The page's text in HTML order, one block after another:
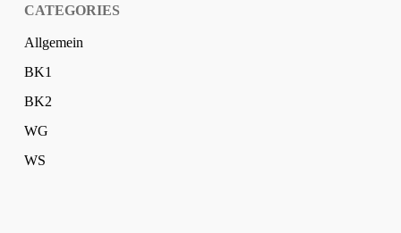
CATEGORIES
Allgemein
BK1
BK2
WG
WS